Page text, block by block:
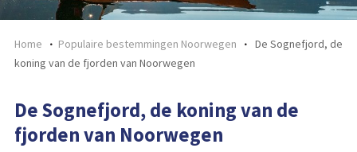
Home Populaire bestemmingen Noorwegen
De Sognefjord, de
koning van de fjorden van Noorwegen
De Sognefjord, de koning van de
fjorden van Noorwegen